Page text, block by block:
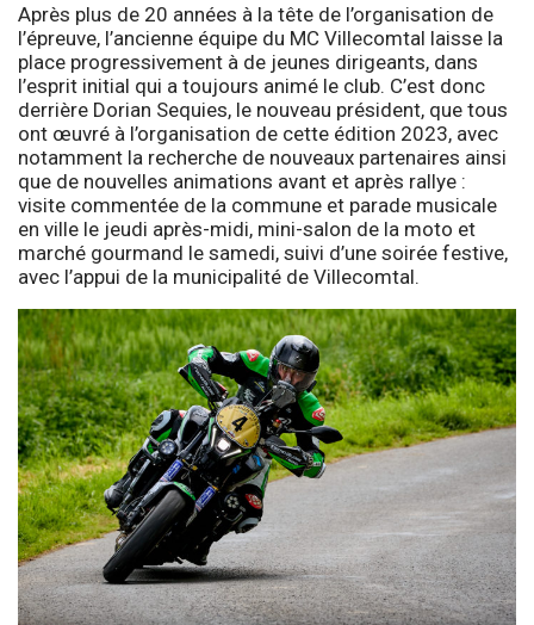
Après plus de 20 années à la tête de l’organisation de
l’épreuve, l’ancienne équipe du MC Villecomtal laisse la
place progressivement à de jeunes dirigeants, dans
l’esprit initial qui a toujours animé le club. C’est donc
derrière Dorian Sequies, le nouveau président, que tous
ont œuvré à l’organisation de cette édition 2023, avec
notamment la recherche de nouveaux partenaires ainsi
que de nouvelles animations avant et après rallye :
visite commentée de la commune et parade musicale
en ville le jeudi après-midi, mini-salon de la moto et
marché gourmand le samedi, suivi d’une soirée festive,
avec l’appui de la municipalité de Villecomtal.